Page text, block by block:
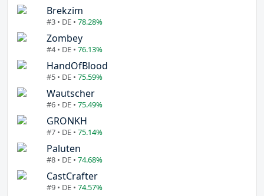
Brekzim
#3 • DE • 78.28%
Zombey
#4 • DE • 76.13%
HandOfBlood
#5 • DE • 75.59%
Wautscher
#6 • DE • 75.49%
GRONKH
#7 • DE • 75.14%
Paluten
#8 • DE • 74.68%
CastCrafter
#9 • DE • 74.57%